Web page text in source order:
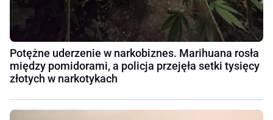
Potężne uderzenie w narkobiznes. Marihuana rosła
między pomidorami, a policja przejęła setki tysięcy
złotych w narkotykach